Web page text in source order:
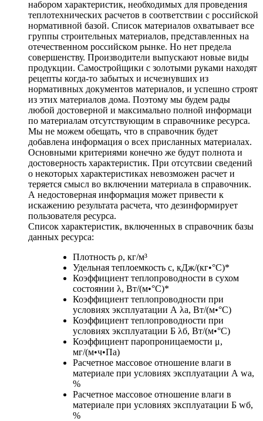
набором характеристик, необходимых для проведения
теплотехнических расчетов в соответствии с российской
нормативной базой. Список материалов охватывает все
группы строительных материалов, представленных на
отечественном российском рынке. Но нет предела
совершенству. Производители выпускают новые виды
продукции. Самостройщики с золотыми руками находят
рецепты когда-то забытых и исчезнувших из
нормативных документов материалов, и успешно строят
из этих материалов дома. Поэтому мы будем рады
любой достоверной и максимально полной информаци
по материалам отсутствующим в справочнике ресурса.
Мы не можем обещать, что в справочник будет
добавлена информация о всех присланных материалах.
Основными критериями конечно же будут полнота и
достоверность характеристик. При отсутсвии сведений
о некоторых характеристиках невозможен расчет и
теряется смысл во включении материала в справочник.
А недостоверная информация может привести к
искажению результата расчета, что дезинформирует
пользователя ресурса.
Список характеристик, включенных в справочник базы
данных ресурса:
Плотность ρ, кг/м³
Удельная теплоемкость c, кДж/(кг•°С)*
Коэффициент теплопроводности в сухом
состоянии λ, Вт/(м•°С)*
Коэффициент теплопроводности при
условиях эксплуатации А λа, Вт/(м•°С)
Коэффициент теплопроводности при
условиях эксплуатации Б λб, Вт/(м•°С)
Коэффициент паропроницаемости μ,
мг/(м•ч•Па)
Расчетное массовое отношение влаги в
материале при условиях эксплуатации А wа,
%
Расчетное массовое отношение влаги в
материале при условиях эксплуатации Б wб,
%